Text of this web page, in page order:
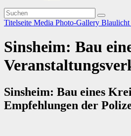
Titelseite Media Photo-Gallery Blaulicht
Sinsheim: Bau
Sinsheim: Bau eines
Empfehlungen der